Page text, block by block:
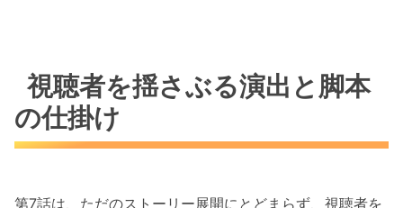
視聴者を揺さぶる演出と脚本
の仕掛け
第7話は、ただのストーリー展開にとどまらず、視聴者を